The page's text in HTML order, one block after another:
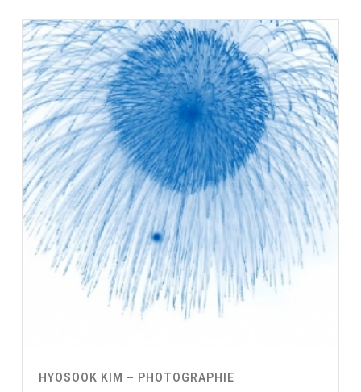
HYOSOOK KIM – PHOTOGRAPHIE